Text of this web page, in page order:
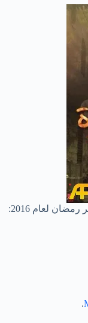
لعام 2016:
.